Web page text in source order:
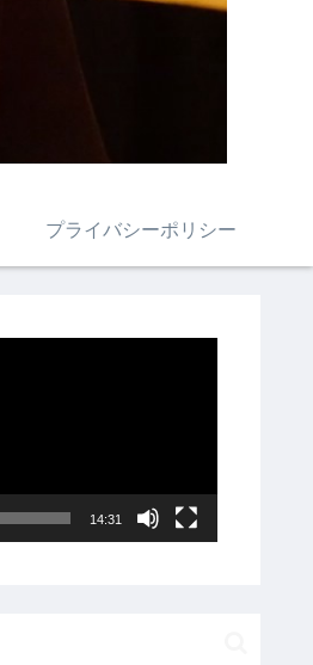
プライバシーポリシー
14:31